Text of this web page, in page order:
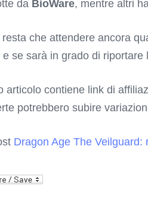
da BioWare, mentre altri
resta che attendere ancora
e se sarà in grado di
articolo contiene link di
potrebbero subire
Dragon Age The